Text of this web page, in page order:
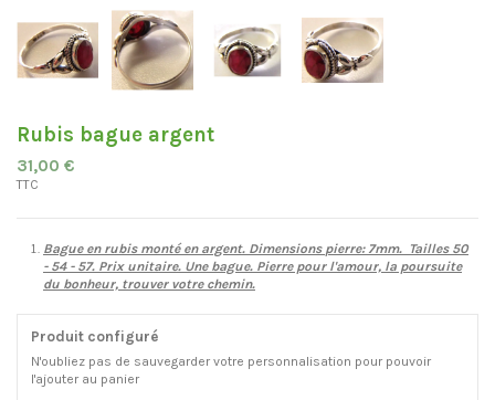
Rubis bague argent
31,00 €
TTC
Bague en rubis monté en argent. Dimensions pierre: 7mm. Tailles 50
- 54 - 57. Prix unitaire. Une bague. Pierre pour l'amour, la poursuite
du bonheur, trouver votre chemin.
Produit configuré
N'oubliez pas de sauvegarder votre personnalisation pour pouvoir
l'ajouter au panier